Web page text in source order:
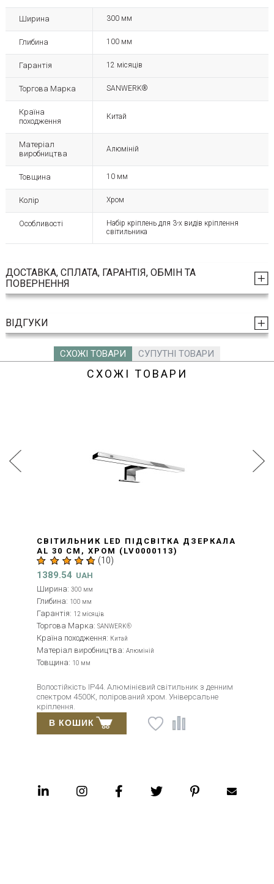
Ширина 300 мм
Глибина 100 мм
Гарантія 12 місяців
Торгова Марка SANWERK®
Країна
походження
Китай
Матеріал
виробництва
Алюміній
Товщина 10 мм
Колір Хром
Особливості
Набір кріплень для 3-х видів кріплення
світильника
ДОСТАВКА, СПЛАТА, ГАРАНТІЯ, ОБМІН ТА
ПОВЕРНЕННЯ
ВІДГУКИ
СХОЖІ ТОВАРИ СУПУТНІ ТОВАРИ
СХОЖІ ТОВАРИ
СВІТИЛЬНИК LED ПІДСВІТКА ДЗЕРКАЛА
AL 30 СМ, ХРОМ (LV0000113)
(10)
1389.54 UAH
Ширина: 300 мм
Глибина: 100 мм
Гарантія: 12 місяців
Торгова Марка: SANWERK®
Країна походження: Китай
Матеріал виробництва: Алюміній
Товщина: 10 мм
Волостійкість IP44. Алюмінієвий світильник з денним
спектром 4500К, полірований хром. Універсальне
кріплення.
В КОШИК